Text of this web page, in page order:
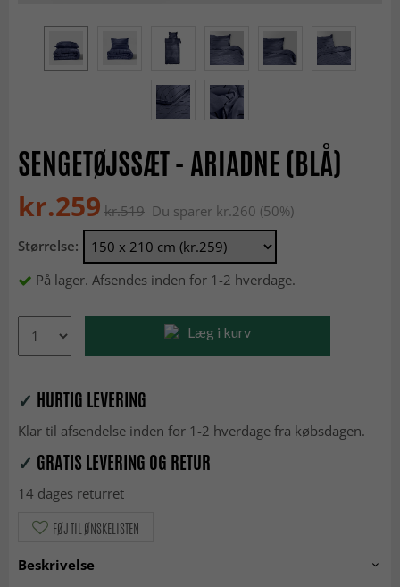
SENGETØJSSÆT - ARIADNE (BLÅ)
kr.259 kr.519 Du sparer kr.260 (50%)
Størrelse:
På lager. Afsendes inden for 1-2 hverdage.
Læg i kurv
✓ HURTIG LEVERING
Klar til afsendelse inden for 1-2 hverdage fra købsdagen.
✓ GRATIS LEVERING OG RETUR
14 dages returret
FØJ TIL ØNSKELISTEN
Beskrivelse